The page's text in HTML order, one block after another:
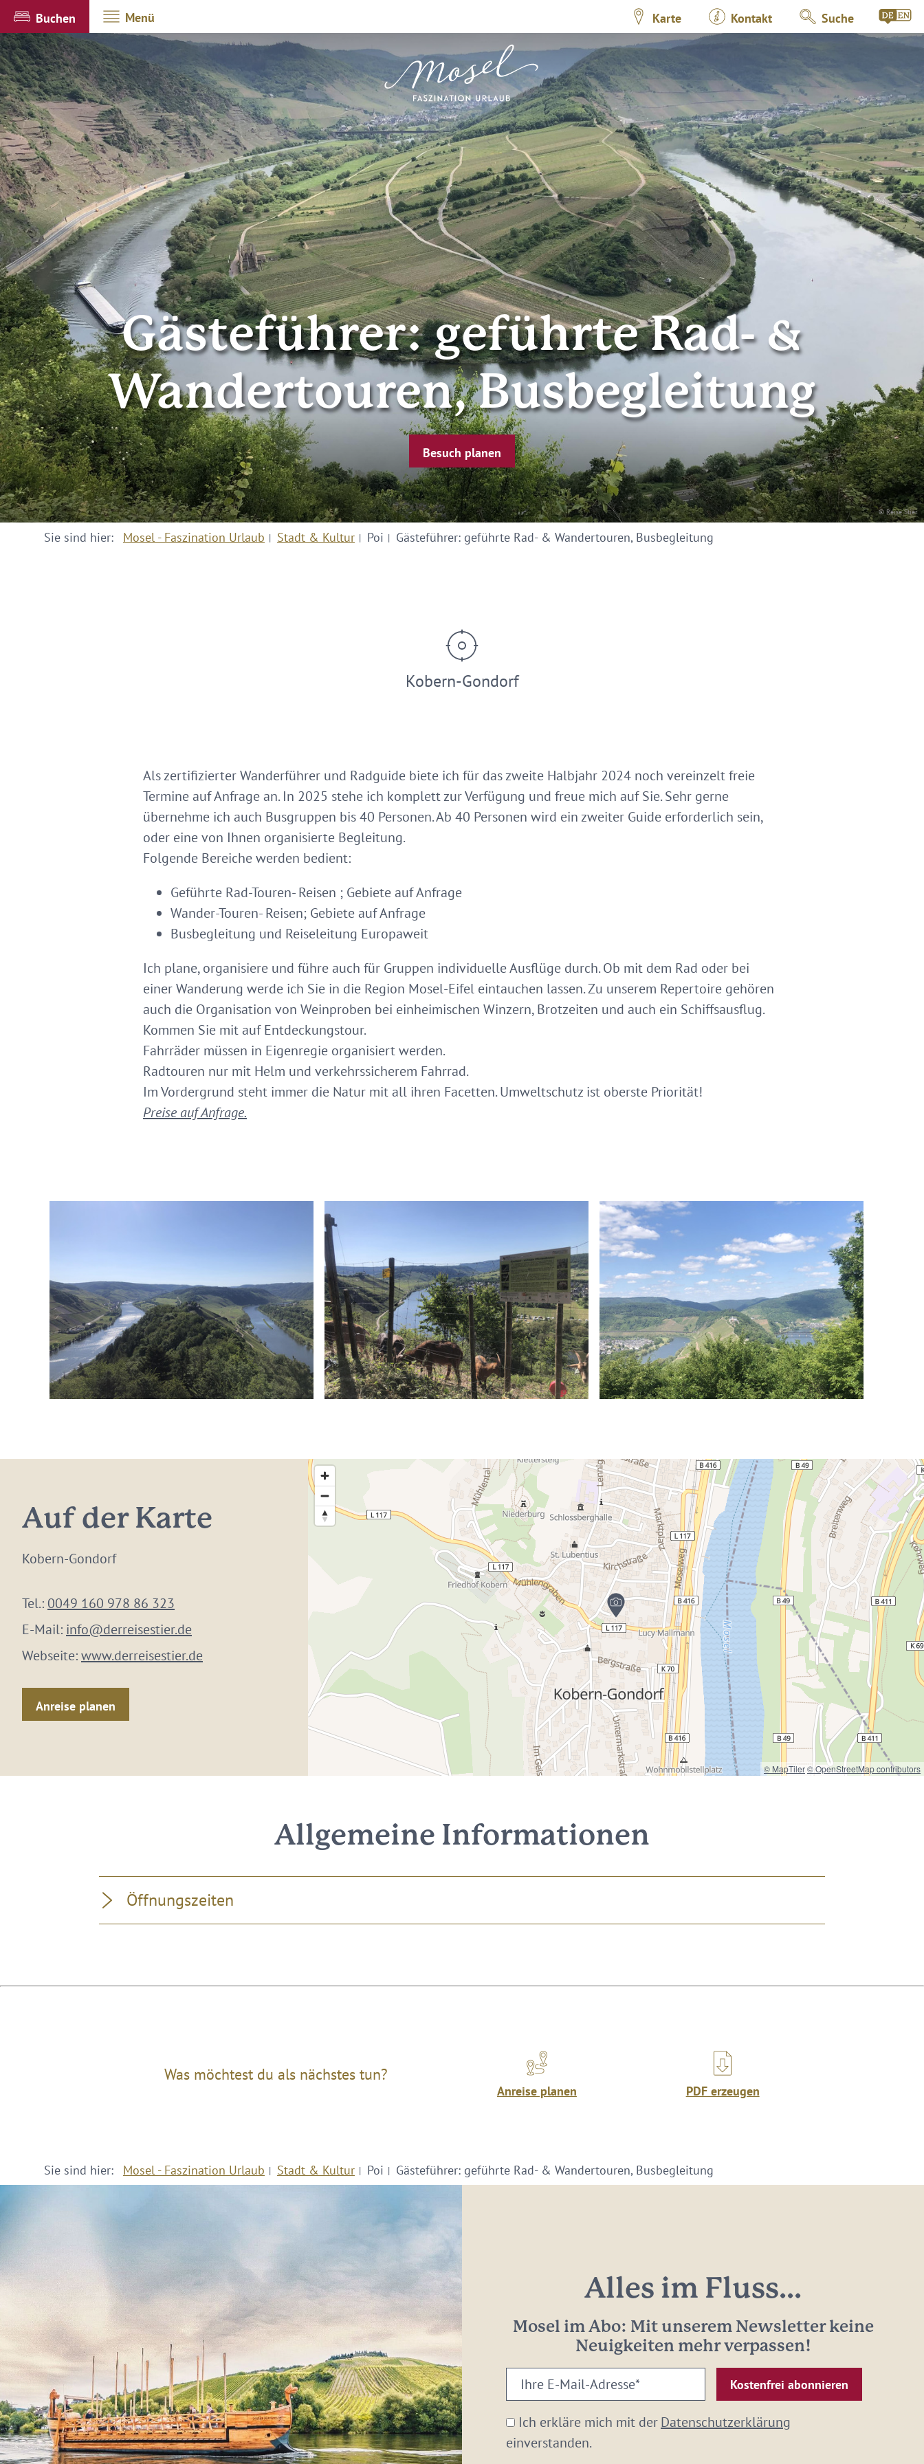
Buchen Menü Karte Kontakt Suche
© Reise Stier
Gästeführer: geführte Rad- &
Wandertouren, Busbegleitung
Besuch planen
Sie sind hier: Mosel - Faszination Urlaub Stadt & Kultur Poi Gästeführer: geführte Rad- & Wandertouren, Busbegleitung
Kobern-Gondorf
Als zertifizierter Wanderführer und Radguide biete ich für das zweite Halbjahr 2024 noch vereinzelt freie
Termine auf Anfrage an. In 2025 stehe ich komplett zur Verfügung und freue mich auf Sie. Sehr gerne
übernehme ich auch Busgruppen bis 40 Personen. Ab 40 Personen wird ein zweiter Guide erforderlich sein,
oder eine von Ihnen organisierte Begleitung.
Folgende Bereiche werden bedient:
Geführte Rad-Touren- Reisen ; Gebiete auf Anfrage
Wander-Touren- Reisen; Gebiete auf Anfrage
Busbegleitung und Reiseleitung Europaweit
Ich plane, organisiere und führe auch für Gruppen individuelle Ausflüge durch. Ob mit dem Rad oder bei
einer Wanderung werde ich Sie in die Region Mosel-Eifel eintauchen lassen. Zu unserem Repertoire gehören
auch die Organisation von Weinproben bei einheimischen Winzern, Brotzeiten und auch ein Schiffsausflug.
Kommen Sie mit auf Entdeckungstour.
Fahrräder müssen in Eigenregie organisiert werden.
Radtouren nur mit Helm und verkehrssicherem Fahrrad.
Im Vordergrund steht immer die Natur mit all ihren Facetten. Umweltschutz ist oberste Priorität!
Preise auf Anfrage.
Auf der Karte
Kobern-Gondorf
Tel.: 0049 160 978 86 323
E-Mail: info@derreisestier.de
Webseite:www.derreisestier.de
Anreise planen
© MapTiler© OpenStreetMap contributors
Allgemeine Informationen
Öffnungszeiten
Was möchtest du als nächstes tun?
Anreise planen PDF erzeugen
Sie sind hier: Mosel - Faszination Urlaub Stadt & Kultur Poi Gästeführer: geführte Rad- & Wandertouren, Busbegleitung
Alles im Fluss...
Mosel im Abo: Mit unserem Newsletter keine
Neuigkeiten mehr verpassen!
Ihre
E-
Mail-
Adresse:
Ich erkläre mich mit derDatenschutzerklärung
einverstanden.